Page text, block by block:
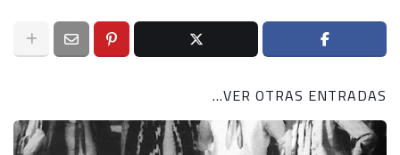
VER OTRAS ENTRADAS...